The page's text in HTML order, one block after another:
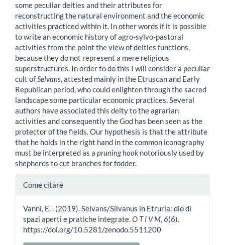
some peculiar deities and their attributes for
reconstructing the natural environment and the economic
activities practiced within it. In other words if it is possible
to write an economic history of agro-sylvo-pastoral
activities from the point the view of deities functions,
because they do not represent a mere religious
superstructures. In order to do this I will consider a peculiar
cult ofSelvans, attested mainly in the Etruscan and Early
Republican period, who could enlighten through the sacred
landscape some particular economic practices. Several
authors have associated this deity to the agrarian
activities and consequently the God has been seen as the
protector of the fields. Our hypothesis is that the attribute
that he holds in the right hand in the common iconography
must be interpreted as a pruning hook notoriously used by
shepherds to cut branches for fodder.
Dettagli
dell'articolo
Come citare
Vanni, E. . (2019). Selvans/Silvanus in Etruria: dio di
spazi aperti e pratiche integrate.O T I V M,6(6).
https://doi.org/10.5281/zenodo.5511200